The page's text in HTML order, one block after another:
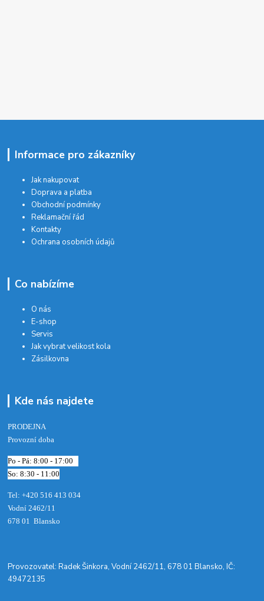
Informace pro zákazníky
Jak nakupovat
Doprava a platba
Obchodní podmínky
Reklamační řád
Kontakty
Ochrana osobních údajů
Co nabízíme
O nás
E-shop
Servis
Jak vybrat velikost kola
Zásilkovna
Kde nás najdete
PRODEJNA
Provozní doba
Po - Pá: 8:00 - 17:00
So: 8:30 - 11:00
Tel: +420 516 413 034‬
Vodní 2462/11
678 01 Blansko
​Provozovatel: Radek Šinkora, Vodní 2462/11, 678 01 Blansko, IČ:
49472135